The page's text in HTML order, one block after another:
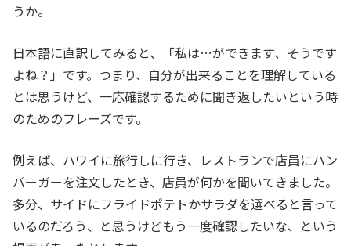
うか。
日本語に直訳してみると、「私は…ができます、そうです
よね？」です。つまり、自分が出来ることを理解している
とは思うけど、一応確認するために聞き返したいという時
のためのフレーズです。
例えば、ハワイに旅行しに行き、レストランで店員にハン
バーガーを注文したとき、店員が何かを聞いてきました。
多分、サイドにフライドポテトかサラダを選べると言って
いるのだろう、と思うけどもう一度確認したいな、という